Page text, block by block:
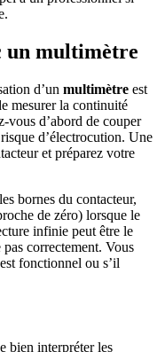
un multimètre
d’un multimètre est
mesurer la continuité
vous d’abord de couper
d’électrocution. Une
et préparez votre
bornes du contacteur,
de zéro) lorsque le
infinie peut être le
correctement. Vous
fonctionnel ou s’il
bien interpréter les